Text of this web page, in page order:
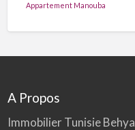
Appartement Manouba
A Propos
Immobilier TunisieBehya